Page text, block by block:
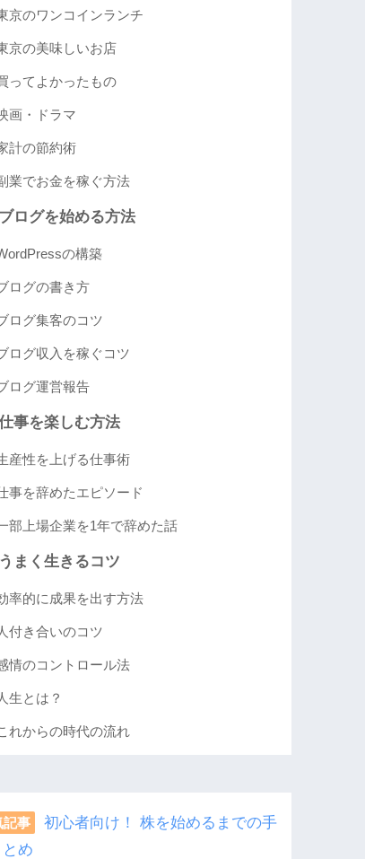
京のワンコインランチ
京の美味しいお店
ってよかったもの
画・ドラマ
計の節約術
業でお金を稼ぐ方法
ブログを始める方法
の構築
ログの書き方
ログ集客のコツ
ログ収入を稼ぐコツ
ログ運営報告
事を楽しむ方法
産性を上げる仕事術
事を辞めたエピソード
部上場企業を1年で辞めた話
うまく生きるコツ
率的に成果を出す方法
付き合いのコツ
情のコントロール法
生とは？
れからの時代の流れ
記事
初心者向け！ 株を始めるまでの手
め